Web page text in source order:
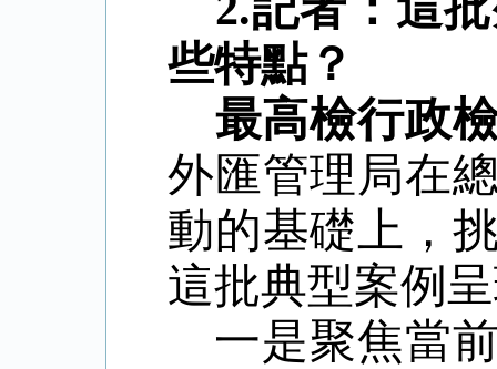
些特點？
最高檢行政
外匯管理局在
動的基礎上，
這批典型案例
一是聚焦當